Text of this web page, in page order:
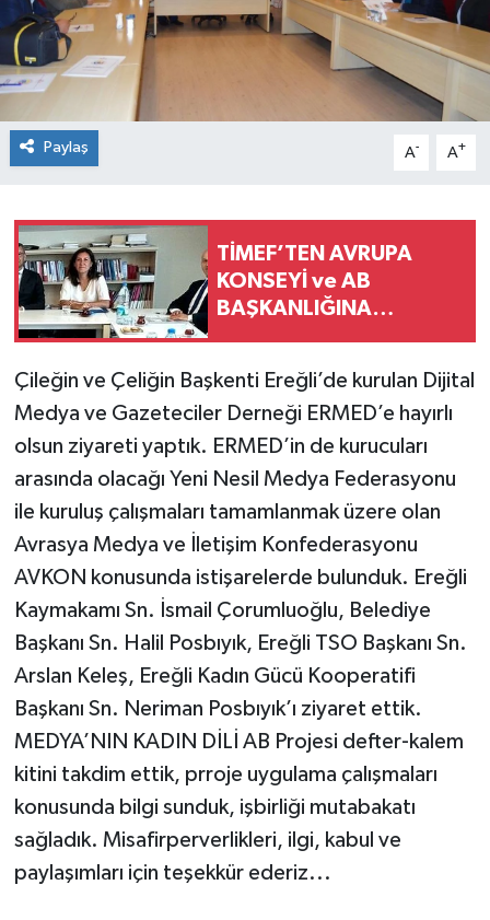
Paylaş A- A+
TİMEF’TEN AVRUPA
KONSEYİ ve AB
BAŞKANLIĞINA
Çileğin ve Çeliğin Başkenti Ereğli’de kurulan Dijital
Medya ve Gazeteciler Derneği ERMED’e hayırlı
olsun ziyareti yaptık. ERMED’in de kurucuları
arasında olacağı Yeni Nesil Medya Federasyonu
ile kuruluş çalışmaları tamamlanmak üzere olan
Avrasya Medya ve İletişim Konfederasyonu
AVKON konusunda istişarelerde bulunduk. Ereğli
Kaymakamı Sn. İsmail Çorumluoğlu, Belediye
Başkanı Sn. Halil Posbıyık, Ereğli TSO Başkanı Sn.
Arslan Keleş, Ereğli Kadın Gücü Kooperatifi
Başkanı Sn. Neriman Posbıyık’ı ziyaret ettik.
MEDYA’NIN KADIN DİLİ AB Projesi defter-kalem
kitini takdim ettik, prroje uygulama çalışmaları
konusunda bilgi sunduk, işbirliği mutabakatı
sağladık. Misafirperverlikleri, ilgi, kabul ve
paylaşımları için teşekkür ederiz...
Konsorsiyum
PROJECTS
PROJELER
YEREL MEDYA RAPORU